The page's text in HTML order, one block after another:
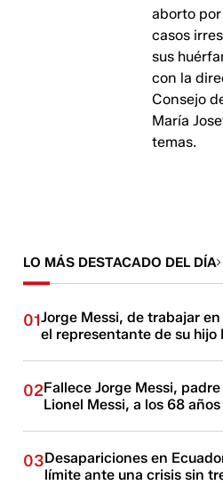
aborto
casos
sus
con la
Consejo
María
temas.
LO MÁS DESTACADO DEL DÍA
01Jorge Messi, de trabajar
el representante de su hijo
02Fallece Jorge Messi,
Lionel Messi, a los 68
03Desapariciones en
límite ante una crisis sin